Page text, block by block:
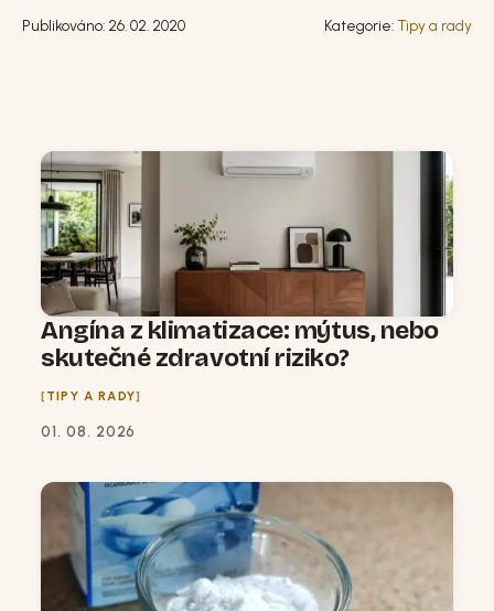
Publikováno: 26. 02. 2020 Kategorie:Tipy a rady
Angína z klimatizace: mýtus, nebo
skutečné zdravotní riziko?
TIPY A RADY
01. 08. 2026